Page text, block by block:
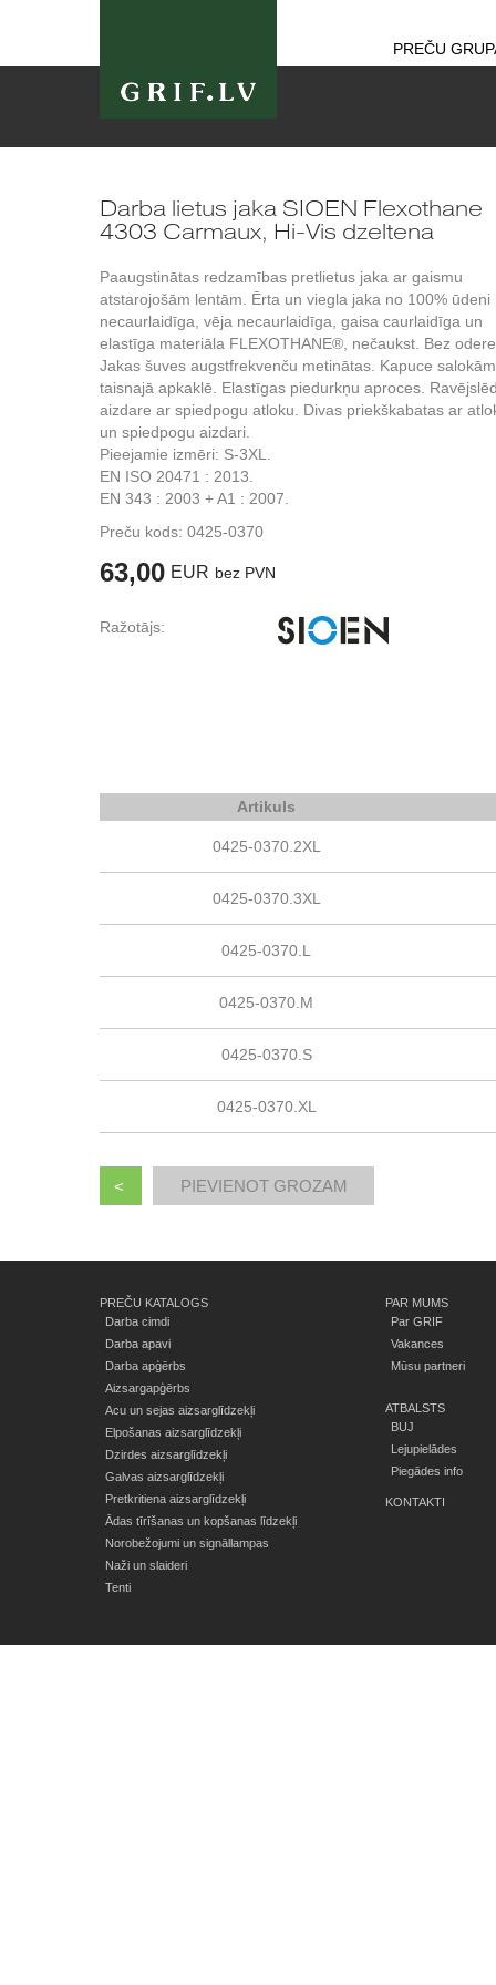
PREČU
Darba lietus jaka SIOEN Flexothane
4303 Carmaux, Hi-Vis dzeltena
Paaugstinātas redzamības pretlietus jaka ar gaismu
atstarojošām lentām. Ērta un viegla jaka no 100% ūdeni
necaurlaidīga, vēja necaurlaidīga, gaisa caurlaidīga un
elastīga materiāla FLEXOTHANE®, nečaukst. Bez
Jakas šuves augstfrekvenču metinātas. Kapuce
taisnajā apkaklē. Elastīgas piedurkņu aproces.
aizdare ar spiedpogu atloku. Divas priekškabatas ar
un spiedpogu aizdari.
Pieejamie izmēri: S-3XL.
EN ISO 20471 : 2013.
EN 343 : 2003 + A1 : 2007.
Preču kods: 0425-0370
63,00 EUR bez PVN
Ražotājs:
Artikuls
0425-0370.2XL
0425-0370.3XL
0425-0370.L
0425-0370.M
0425-0370.S
0425-0370.XL
<
PREČU KATALOGS
Darba cimdi
Darba apavi
Darba apģērbs
Aizsargapģērbs
Acu un sejas aizsarglīdzekļi
Elpošanas aizsarglīdzekļi
Dzirdes aizsarglīdzekļi
Galvas aizsarglīdzekļi
Pretkritiena aizsarglīdzekļi
Ādas tīrīšanas un kopšanas līdzekļi
Norobežojumi un signāllampas
Naži un slaideri
Tenti
PAR MUMS
Par GRIF
Vakances
Mūsu partneri
ATBALSTS
BUJ
Lejupielādes
Piegādes info
KONTAKTI